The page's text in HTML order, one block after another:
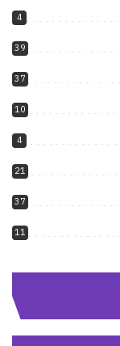
4
39
37
10
4
21
37
11